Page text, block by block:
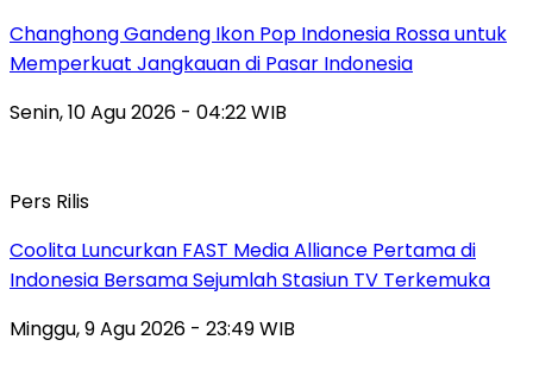
Changhong Gandeng Ikon Pop Indonesia Rossa untuk
Memperkuat Jangkauan di Pasar Indonesia
Senin, 10 Agu 2026 - 04:22 WIB
Pers Rilis
Coolita Luncurkan FAST Media Alliance Pertama di
Indonesia Bersama Sejumlah Stasiun TV Terkemuka
Minggu, 9 Agu 2026 - 23:49 WIB